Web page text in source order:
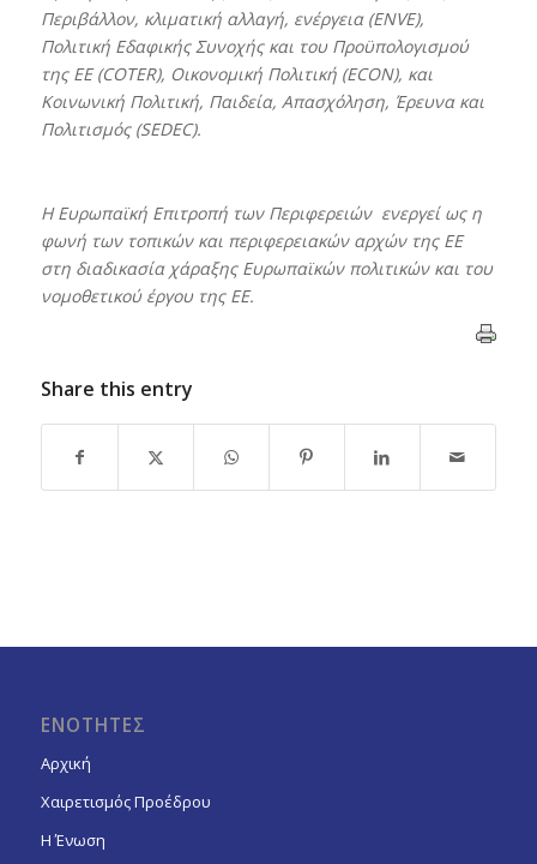
Περιβάλλον, κλιματική αλλαγή, ενέργεια (ENVE),
Πολιτική Εδαφικής Συνοχήςκαι του Προϋπολογισμού
της ΕΕ (COTER), Οικονομική Πολιτική (ECON), και
Κοινωνική Πολιτική, Παιδεία, Απασχόληση, Έρευνα και
Πολιτισμός (SEDEC).
Η Ευρωπαϊκή Επιτροπή των Περιφερειών ενεργεί ως η
φωνή των τοπικών και περιφερειακών αρχών της ΕΕ
στη διαδικασία χάραξης Ευρωπαϊκών πολιτικών και του
νομοθετικού έργου της ΕΕ.
Share this entry
ΕΝΟΤΗΤΕΣ
Αρχική
Χαιρετισμός Προέδρου
Η Ένωση